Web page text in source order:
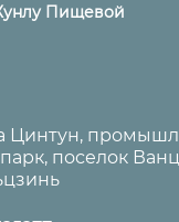
Пищевой
Цинтун,
поселок